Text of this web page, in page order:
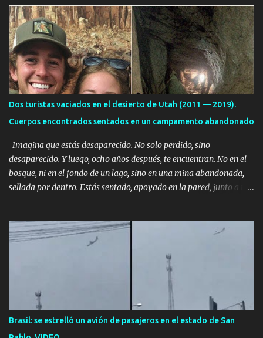
r
i
o
s
Dos turistas vaciados en el desierto de Utah (2011 — 2019).
Cuerpos encontrados sentados en un campamento abandonado
Imagina que estás desaparecido. No solo perdido, sino
desaparecido. Y luego, ocho años después, te encuentran. No en el
bosque, ni en el fondo de un lago, sino en una mina abandonada,
sellada por dentro. Estás sentado, apoyado en la pared, junto a tu
una historia de monstruos de película. Esta es la historia real de
Sarah y Andrew. Es la historia de cómo un viaje de tres días al
desierto se convirtió en un misterio de ocho años, cuya respuesta
resultó ser más aterradora de lo que nadie podría haber
una pareja normal de Colorado. Ella tenía 26 años. Él, 28. No eran
aficionados a los deportes extremos ni expertos en supervivencia.
Eran simplemente dos personas que se amaban y querían pasar
Brasil: se estrelló un avión de pasajeros en el estado de San